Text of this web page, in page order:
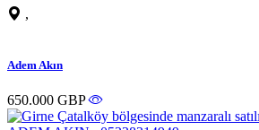
,
Adem Akın
650.000 GBP